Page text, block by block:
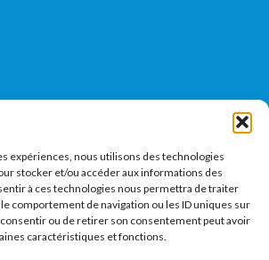
expériences, nous utilisons des technologies
stocker et/ou accéder aux informations des
à ces technologies nous permettra de traiter
comportement de navigation ou les ID uniques sur
consentir ou de retirer son consentement peut avoir
caractéristiques et fonctions.
Anges, 27
Rue d’Angoussart, 78
1301 Bierges